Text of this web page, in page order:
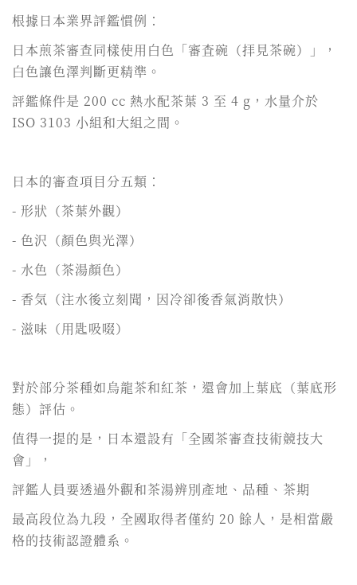
根據日本業界評鑑慣例：
日本煎茶審查同樣使用白色「審査碗（拝見茶碗）」，
白色讓色澤判斷更精準。
評鑑條件是 200 cc 熱水配茶葉 3 至 4 g，水量介於
ISO 3103 小組和大組之間。
日本的審查項目分五類：
- 形狀（茶葉外觀）
- 色沢（顏色與光澤）
- 水色（茶湯顏色）
- 香気（注水後立刻聞，因冷卻後香氣消散快）
- 滋味（用匙吸啜）
對於部分茶種如烏龍茶和紅茶，還會加上葉底（葉底形
態）評估。
值得一提的是，日本還設有「全國茶審查技術競技大
會」，
評鑑人員要透過外觀和茶湯辨別產地、品種、茶期
最高段位為九段，全國取得者僅約 20 餘人，是相當嚴
格的技術認證體系。